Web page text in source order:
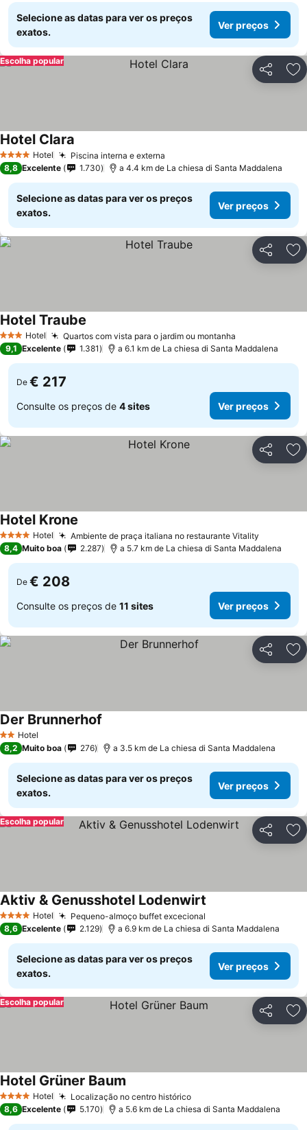
Selecione as datas para ver os preços
exatos.
Ver preços
Partilhar
Escolha popular
4 EstrelasHotel Piscina interna e externa
Hotel Clara
8,8 Excelente 1.730 a 4.4 km de La chiesa di Santa Maddalena
Selecione as datas para ver os preços
exatos.
Ver preços
Partilhar
3 EstrelasHotel Quartos com vista para o jardim ou montanha
Hotel Traube
9,1 Excelente 1.381 a 6.1 km de La chiesa di Santa Maddalena
De € 217
Consulte os preços de 4 sites Ver preços
Partilhar
4 EstrelasHotel Ambiente de praça italiana no restaurante Vitality
Hotel Krone
8,4 Muito boa 2.287 a 5.7 km de La chiesa di Santa Maddalena
De € 208
Consulte os preços de 11 sites Ver preços
Partilhar
2 Estrelas
Hotel
Der Brunnerhof
8,2 Muito boa 276 a 3.5 km de La chiesa di Santa Maddalena
Selecione as datas para ver os preços
exatos.
Ver preços
Partilhar
Escolha popular
4 EstrelasHotel Pequeno-almoço buffet excecional
Aktiv & Genusshotel Lodenwirt
8,6 Excelente 2.129 a 6.9 km de La chiesa di Santa Maddalena
Selecione as datas para ver os preços
exatos.
Ver preços
Partilhar
Escolha popular
4 EstrelasHotel Localização no centro histórico
Hotel Grüner Baum
8,6 Excelente 5.170 a 5.6 km de La chiesa di Santa Maddalena